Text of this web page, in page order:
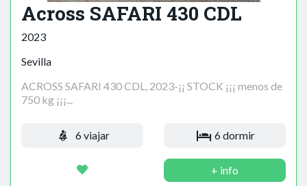
Across SAFARI 430 CDL
2023
Sevilla
ACROSS SAFARI 430 CDL, 2023-¡¡ STOCK ¡¡¡ menos de
750 kg ¡¡¡...
6 viajar 6 dormir
+ info